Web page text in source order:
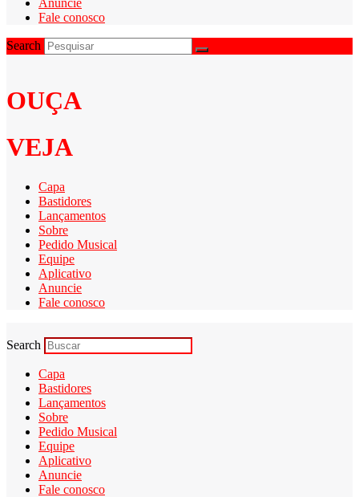
Fale conosco
Search
OUÇA
VEJA
Capa
Bastidores
Lançamentos
Sobre
Pedido Musical
Equipe
Aplicativo
Anuncie
Fale conosco
Search
Capa
Bastidores
Lançamentos
Sobre
Pedido Musical
Equipe
Aplicativo
Anuncie
Fale conosco